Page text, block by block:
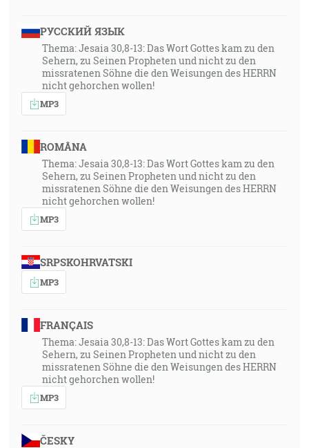
РУССКИЙ ЯЗЫК
Thema: Jesaia 30,8-13: Das Wort Gottes kam zu den
Sehern, zu Seinen Propheten und nicht zu den
missratenen Söhne die den Weisungen des HERRN
nicht gehorchen wollen!
MP3
ROMÂNA
Thema: Jesaia 30,8-13: Das Wort Gottes kam zu den
Sehern, zu Seinen Propheten und nicht zu den
missratenen Söhne die den Weisungen des HERRN
nicht gehorchen wollen!
MP3
SRPSKOHRVATSKI
MP3
FRANÇAIS
Thema: Jesaia 30,8-13: Das Wort Gottes kam zu den
Sehern, zu Seinen Propheten und nicht zu den
missratenen Söhne die den Weisungen des HERRN
nicht gehorchen wollen!
MP3
ČESKY